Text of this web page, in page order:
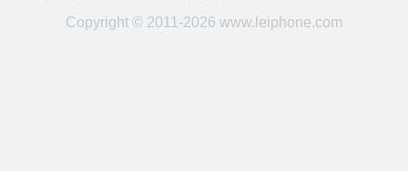
Copyright © 2011-2026 www.leiphone.com